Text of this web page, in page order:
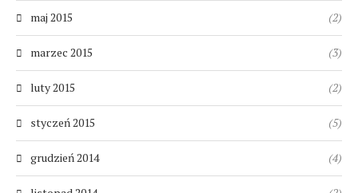
maj 2015 (2)
marzec 2015 (3)
luty 2015 (2)
styczeń 2015 (5)
grudzień 2014 (4)